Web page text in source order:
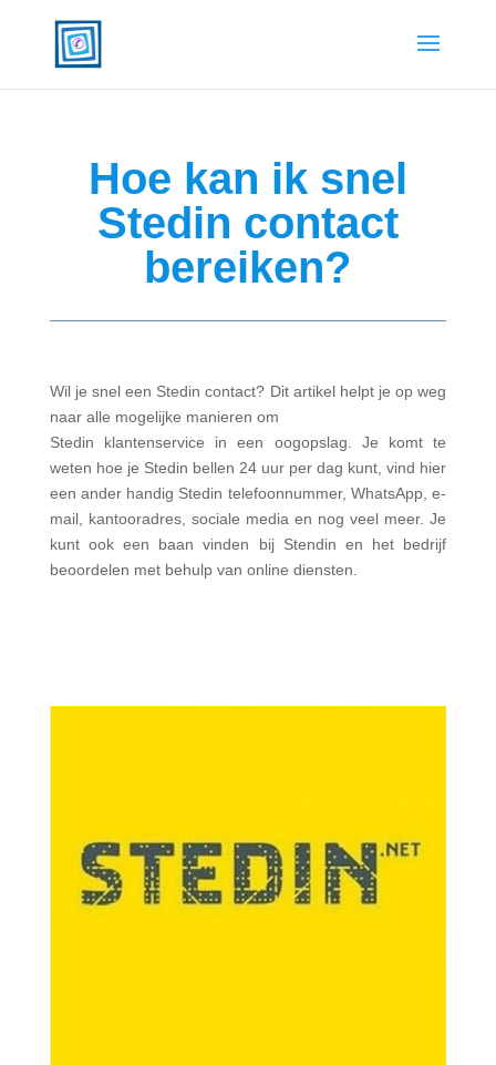
Hoe kan ik snel
Stedin contact
bereiken?
Wil je snel een Stedin contact? Dit artikel helpt je op weg
naar alle mogelijke manieren om
Stedin klantenservice in een oogopslag. Je komt te
weten hoe je Stedin bellen 24 uur per dag kunt, vind hier
een ander handig Stedin telefoonnummer, WhatsApp, e-
mail, kantooradres, sociale media en nog veel meer. Je
kunt ook een baan vinden bij Stendin en het bedrijf
beoordelen met behulp van online diensten.